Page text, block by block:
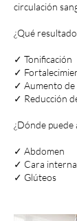
circulación
¿Qué
✓ Tonificación
✓
✓ Aumento de
✓ Reducción
¿Dónde
✓ Abdomen
✓ Cara
✓ Glúteos